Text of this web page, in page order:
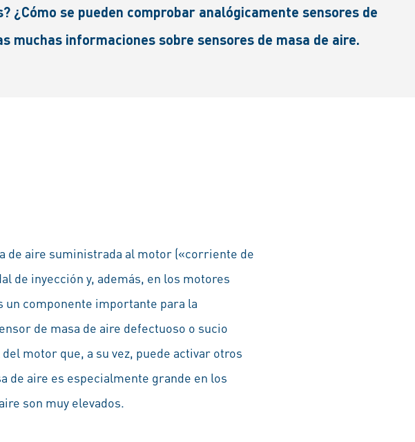
¿Cómo se pueden comprobar analógicamente sensores de
informaciones sobre sensores de masa de aire.
de aire suministrada al motor («corriente de
de inyección y, además, en los motores
un componente importante para la
de masa de aire defectuoso o sucio
motor que, a su vez, puede activar otros
de aire es especialmente grande en los
son muy elevados.